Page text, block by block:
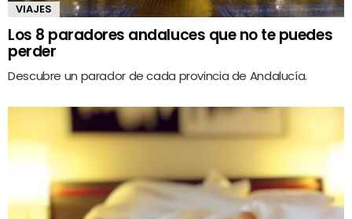
VIAJES
Los 8 paradores andaluces que no te puedes
perder
Descubre un parador de cada provincia de Andalucía.